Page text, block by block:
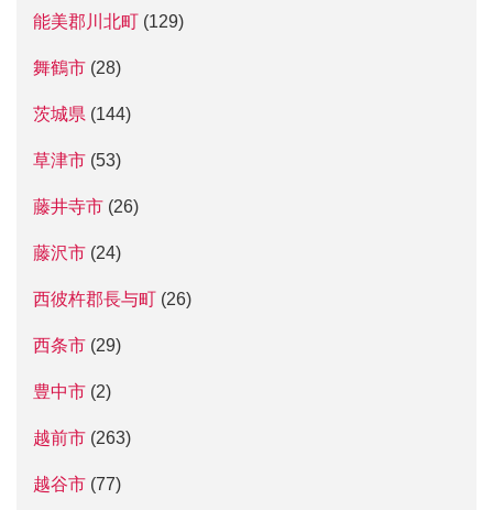
能美郡川北町 (129)
舞鶴市 (28)
茨城県 (144)
草津市 (53)
藤井寺市 (26)
藤沢市 (24)
西彼杵郡長与町 (26)
西条市 (29)
豊中市 (2)
越前市 (263)
越谷市 (77)